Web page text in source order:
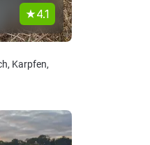
4.1
Karpfen,